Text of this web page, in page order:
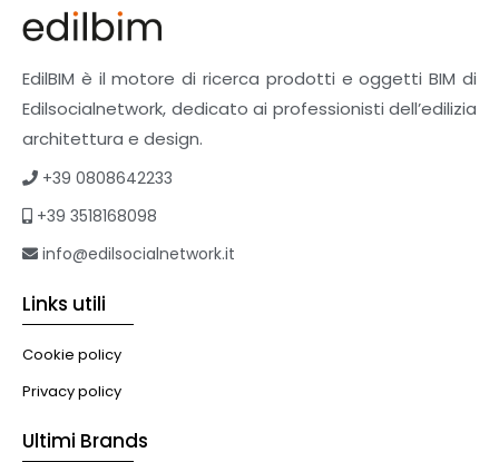
EdilBIM è il motore di ricerca prodotti e oggetti BIM di
Edilsocialnetwork, dedicato ai professionisti dell’edilizia
architettura e design.
+39 0808642233
+39 3518168098
info@edilsocialnetwork.it
Links utili
Cookie policy
Privacy policy
Ultimi Brands